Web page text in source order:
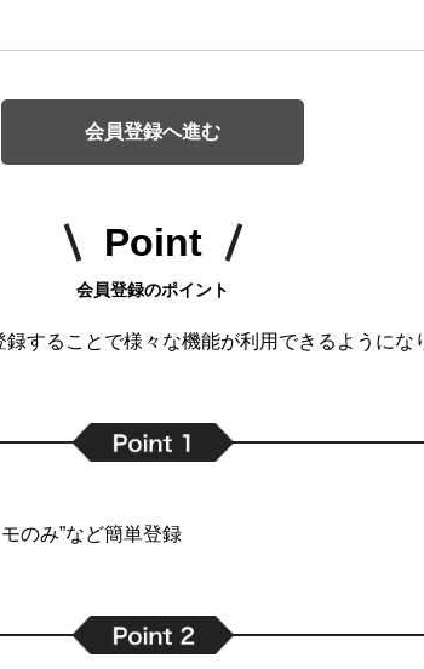
会員登録へ進む
Point
会員登録のポイント
録することで様々な機能が利用できるようにな
のみ”など簡単登録